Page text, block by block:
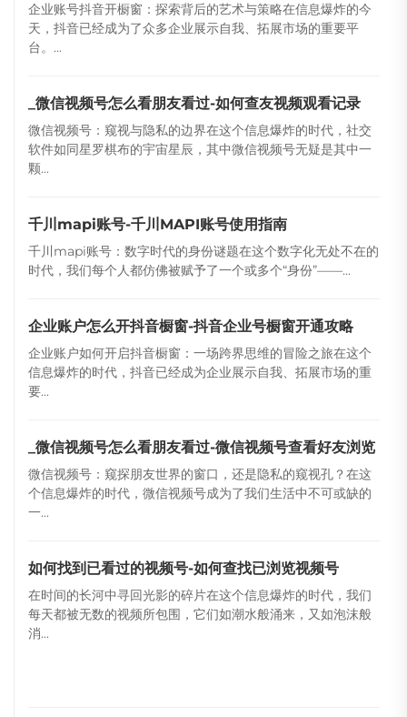
企业账号抖音开橱窗：探索背后的艺术与策略在信息爆炸的今
天，抖音已经成为了众多企业展示自我、拓展市场的重要平
台。...
_微信视频号怎么看朋友看过-如何查友视频观看记录
微信视频号：窥视与隐私的边界在这个信息爆炸的时代，社交
软件如同星罗棋布的宇宙星辰，其中微信视频号无疑是其中一
颗...
千川mapi账号-千川MAPI账号使用指南
千川mapi账号：数字时代的身份谜题在这个数字化无处不在的
时代，我们每个人都仿佛被赋予了一个或多个“身份”——...
企业账户怎么开抖音橱窗-抖音企业号橱窗开通攻略
企业账户如何开启抖音橱窗：一场跨界思维的冒险之旅在这个
信息爆炸的时代，抖音已经成为企业展示自我、拓展市场的重
要...
_微信视频号怎么看朋友看过-微信视频号查看好友浏览
微信视频号：窥探朋友世界的窗口，还是隐私的窥视孔？在这
个信息爆炸的时代，微信视频号成为了我们生活中不可或缺的
一...
如何找到已看过的视频号-如何查找已浏览视频号
在时间的长河中寻回光影的碎片在这个信息爆炸的时代，我们
每天都被无数的视频所包围，它们如潮水般涌来，又如泡沫般
消...